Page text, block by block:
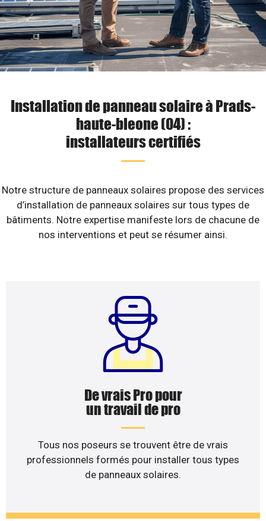
Installation de panneau solaire à Prads-
haute-bleone (04) :
installateurs certifiés
Notre structure de panneaux solaires propose des services
d’installation de panneaux solaires sur tous types de
bâtiments. Notre expertise manifeste lors de chacune de
nos interventions et peut se résumer ainsi.
De vrais Pro pour
un travail de pro
Tous nos poseurs se trouvent être de vrais
professionnels formés pour installer tous types
de panneaux solaires.